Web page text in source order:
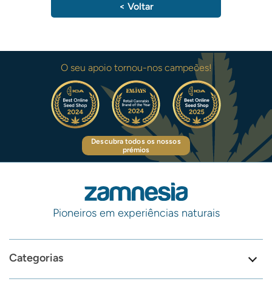
< Voltar
O seu apoio tornou-nos campeões!
Descubra todos os nossos
prémios
Pioneiros em experiências naturais
Categorias